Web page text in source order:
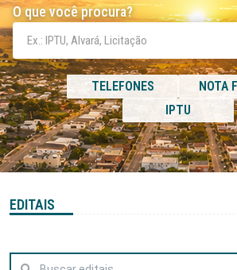
O que você procura?
TELEFONES
NOTA
IPTU
EDITAIS